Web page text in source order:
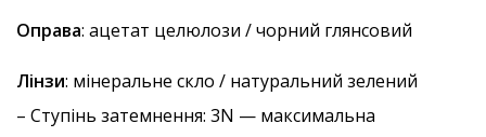
Оправа: ацетат целюлози / чорний глянсовий
Лінзи: мінеральне скло / натуральний зелений
– Ступінь затемнення: 3N — максимальна